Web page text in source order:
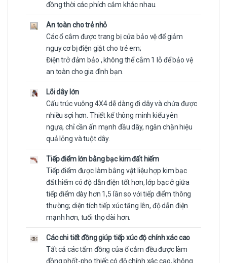
đồng thời các phích cắm khác nhau.
An toàn cho trẻ nhỏ
Các ổ cắm được trang bị cửa bảo vệ để giảm
nguy cơ bị điện giật cho trẻ em;
Điện trở đảm bảo , không thể cắm 1 lỗ để bảo vệ
an toàn cho gia đình bạn.
Lõi dây lớn
Cấu trúc vuông 4X4 dễ dàng đi dây và chứa được
nhiều sợi hơn. Thiết kế thông minh kiểu yên
ngựa, chỉ cần ấn mạnh đầu dây, ngăn chặn hiệu
quả lỏng và tuột dây.
Tiếp điểm lớn bằng bạc kim đất hiếm
Tiếp điểm được làm bằng vật liệu hợp kim bạc
đất hiếm có độ dẫn điện tốt hơn, lớp bạc ở giữa
tiếp điểm dày hơn 1,5 lần so với tiếp điểm thông
thường; diện tích tiếp xúc tăng lên, độ dẫn điện
mạnh hơn, tuổi thọ dài hơn.
Các chi tiết đồng giúp tiếp xúc độ chính xác cao
Tất cả các tấm đồng của ổ cắm đều được làm
đồng phốt-pho thiếc có độ chính xác cao, không